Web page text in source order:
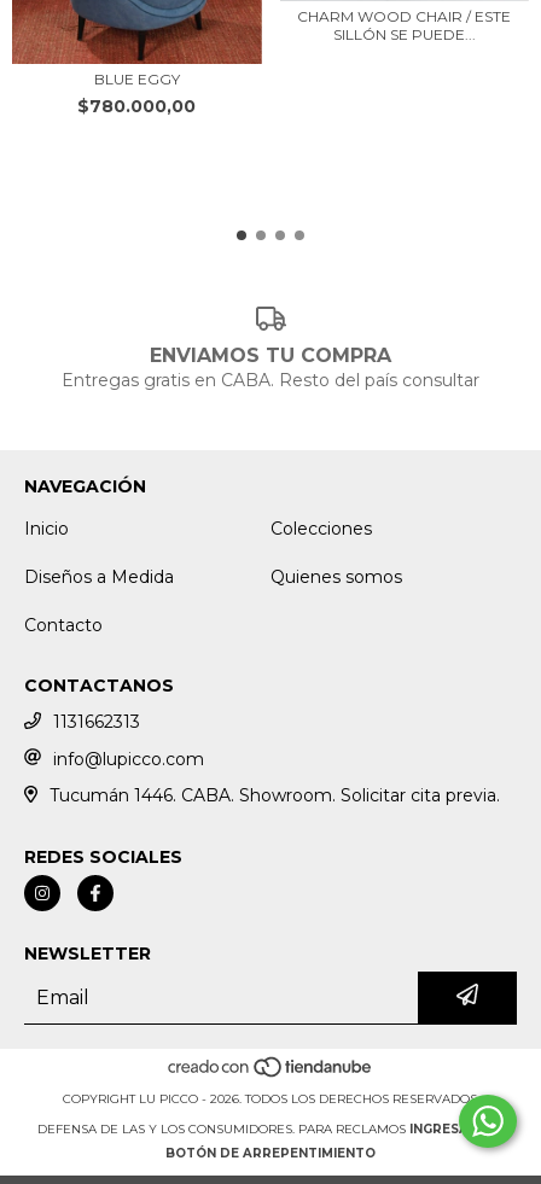
BLUE EGGY
$780.000,00
CHARM WOOD CHAIR / ESTE
SILLÓN SE PUEDE...
ENVIAMOS TU COMPRA
Entregas gratis en CABA. Resto del país consultar
NAVEGACIÓN
Inicio
Colecciones
Diseños a Medida Quienes somos
Contacto
CONTACTANOS
1131662313
info@lupicco.com
Tucumán 1446. CABA. Showroom. Solicitar cita previa.
REDES SOCIALES
NEWSLETTER
COPYRIGHT LU PICCO - 2026. TODOS LOS DERECHOS RESERVADOS.
DEFENSA DE LAS Y LOS CONSUMIDORES. PARA RECLAMOS INGRESÁ ACÁ.
BOTÓN DE ARREPENTIMIENTO